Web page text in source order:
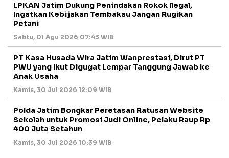
LPKAN Jatim Dukung Penindakan Rokok Ilegal,
Ingatkan Kebijakan Tembakau Jangan Rugikan
Petani
Sabtu, 01 Agu 2026 07:43 WIB
PT Kasa Husada Wira Jatim Wanprestasi, Dirut PT
PWU yang Ikut Digugat Lempar Tanggung Jawab ke
Anak Usaha
Kamis, 30 Jul 2026 12:09 WIB
Polda Jatim Bongkar Peretasan Ratusan Website
Sekolah untuk Promosi Judi Online, Pelaku Raup Rp
400 Juta Setahun
Kamis, 30 Jul 2026 10:39 WIB